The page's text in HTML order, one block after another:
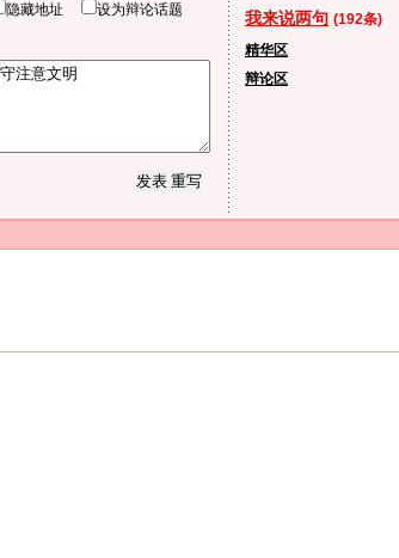
隐藏地址 设为辩论话题 我来说两句 (192条)
精华区
辩论区